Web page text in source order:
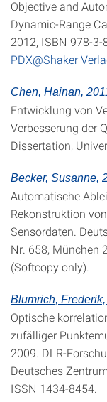
Objective and
Dynamic-Range
2012, ISBN 978-3-
PDX@Shaker
Chen, Hainan,
Entwicklung von
Verbesserung der
Dissertation,
Becker, Susanne,
Automatische
Rekonstruktion
Sensordaten.
Nr. 658, München
(Softcopy only).
Blumrich,
Optische
zufälliger
2009. DLR-
Deutsches
ISSN 1434-8454.